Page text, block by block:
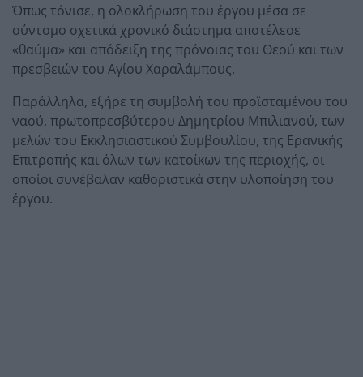
Όπως τόνισε, η ολοκλήρωση του έργου μέσα σε
σύντομο σχετικά χρονικό διάστημα αποτέλεσε
«θαύμα» και απόδειξη της πρόνοιας του Θεού και των
πρεσβειών του Αγίου Χαραλάμπους.
Παράλληλα, εξήρε τη συμβολή του προϊσταμένου του
ναού, πρωτοπρεσβύτερου Δημητρίου Μπιλιανού, των
μελών του Εκκλησιαστικού Συμβουλίου, της Ερανικής
Επιτροπής και όλων των κατοίκων της περιοχής, οι
οποίοι συνέβαλαν καθοριστικά στην υλοποίηση του
έργου.